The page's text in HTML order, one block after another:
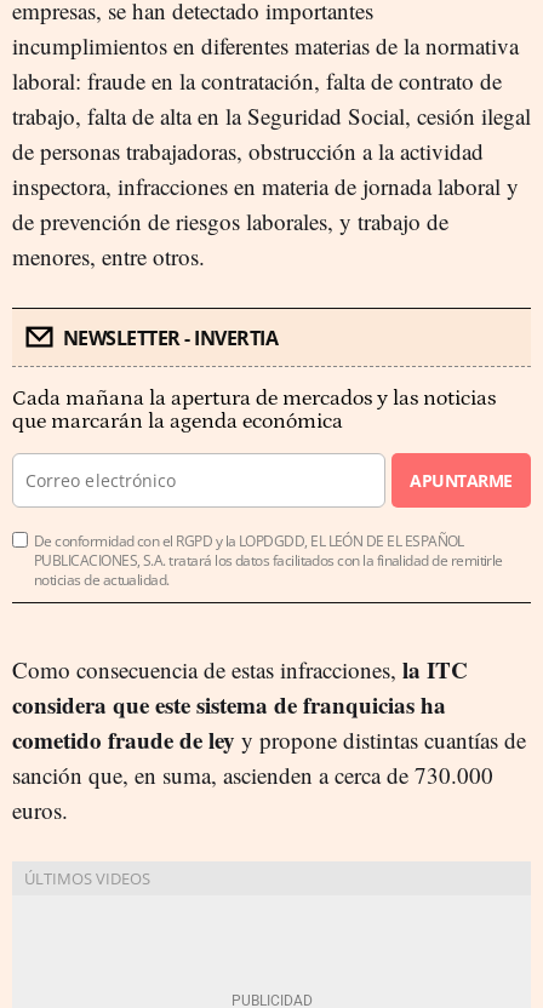
empresas, se han detectado importantes
incumplimientos en diferentes materias de la normativa
laboral: fraude en la contratación, falta de contrato de
trabajo, falta de alta en la Seguridad Social, cesión ilegal
de personas trabajadoras, obstrucción a la actividad
inspectora, infracciones en materia de jornada laboral y
de prevención de riesgos laborales, y trabajo de
menores, entre otros.
NEWSLETTER - INVERTIA
Cada mañana la apertura de mercados y las noticias
que marcarán la agenda económica
APUNTARME
De conformidad con el RGPD y la LOPDGDD, EL LEÓN DE EL ESPAÑOL
PUBLICACIONES, S.A. tratará los datos facilitados con la finalidad de remitirle
noticias de actualidad.
Como consecuencia de estas infracciones, la ITC
considera que este sistema de franquicias ha
cometido fraude de ley y propone distintas cuantías de
sanción que, en suma, ascienden a cerca de 730.000
euros.